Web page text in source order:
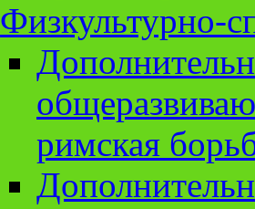
Физкультурно-
римская